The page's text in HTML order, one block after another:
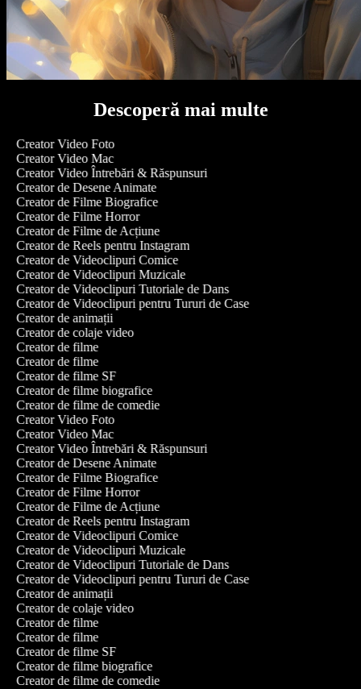
Descoperă mai multe
Creator Video Foto
Creator Video Mac
Creator Video Întrebări & Răspunsuri
Creator de Desene Animate
Creator de Filme Biografice
Creator de Filme Horror
Creator de Filme de Acțiune
Creator de Reels pentru Instagram
Creator de Videoclipuri Comice
Creator de Videoclipuri Muzicale
Creator de Videoclipuri Tutoriale de Dans
Creator de Videoclipuri pentru Tururi de Case
Creator de animații
Creator de colaje video
Creator de filme
Creator de filme
Creator de filme SF
Creator de filme biografice
Creator de filme de comedie
Creator Video Foto
Creator Video Mac
Creator Video Întrebări & Răspunsuri
Creator de Desene Animate
Creator de Filme Biografice
Creator de Filme Horror
Creator de Filme de Acțiune
Creator de Reels pentru Instagram
Creator de Videoclipuri Comice
Creator de Videoclipuri Muzicale
Creator de Videoclipuri Tutoriale de Dans
Creator de Videoclipuri pentru Tururi de Case
Creator de animații
Creator de colaje video
Creator de filme
Creator de filme
Creator de filme SF
Creator de filme biografice
Creator de filme de comedie